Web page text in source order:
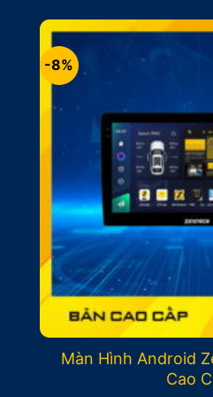
-8%
Màn Hình Android
Cao